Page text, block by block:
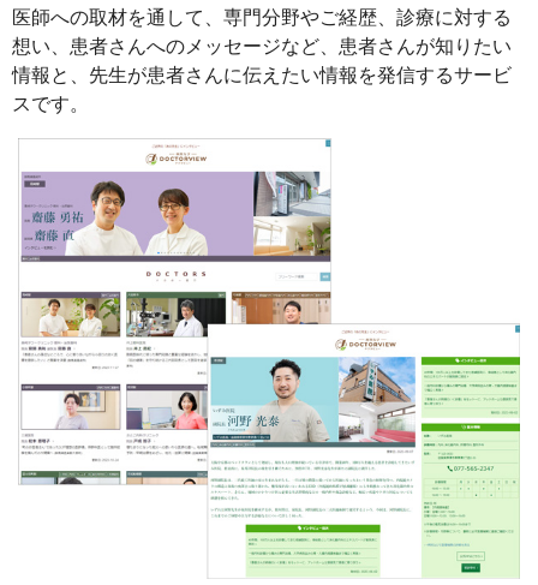
医師への取材を通して、専門分野やご経歴、診療に対する
想い、患者さんへのメッセージなど、患者さんが知りたい
情報と、先生が患者さんに伝えたい情報を発信するサービ
スです。